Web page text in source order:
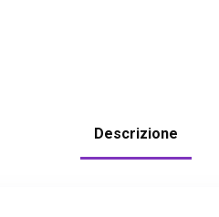
Descrizione